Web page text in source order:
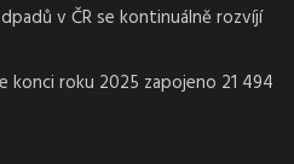
v ČR se kontinuálně rozvíjí
konci roku 2025 zapojeno 21 494